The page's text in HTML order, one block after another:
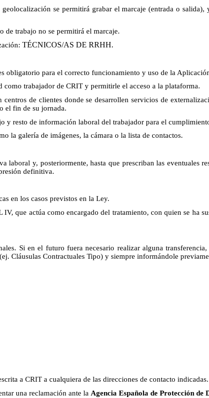
se permitirá grabar el marcaje (entrada o
de trabajo no se permitirá el marcaje.
TÉCNICOS/AS DE RRHH.
obligatorio para el correcto funcionamiento y uso de la
como trabajador de CRIT y permitirle el acceso a la plataforma.
de clientes donde se desarrollen servicios de
el fin de su jornada.
y resto de información laboral del trabajador para el
la galería de imágenes, la cámara o la lista de contactos.
laboral y, posteriormente, hasta que prescriban las eventuales
definitiva.
en los casos previstos en la Ley.
que actúa como encargado del tratamiento, con quien se ha
Si en el futuro fuera necesario realizar alguna
Cláusulas Contractuales Tipo) y siempre informándole
a CRIT a cualquiera de las direcciones de contacto indicadas.
una reclamación ante la Agencia Española de Protección de